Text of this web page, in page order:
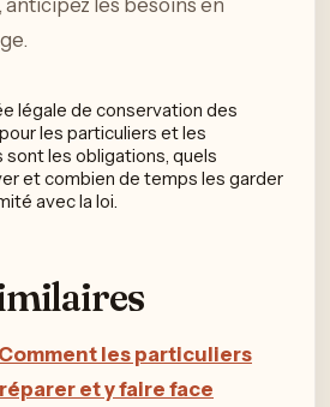
les besoins en
les particuliers
et y faire face